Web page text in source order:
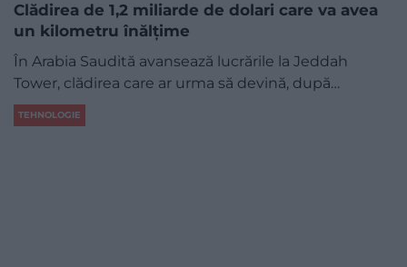
Clădirea de 1,2 miliarde de dolari care va avea
un kilometru înălțime
În Arabia Saudită avansează lucrările la Jeddah
Tower, clădirea care ar urma să devină, după…
TEHNOLOGIE